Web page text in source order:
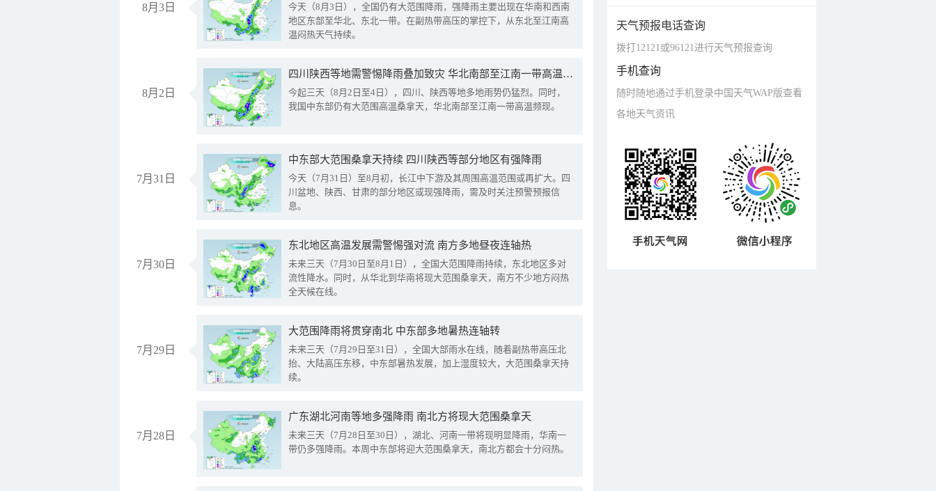
8月3日
今天（8月3日），全国仍有大范围降雨，强降雨主要出现在华南和西南
地区东部至华北、东北一带。在副热带高压的掌控下，从东北至江南高
温闷热天气持续。
8月2日
四川陕西等地需警惕降雨叠加致灾 华北南部至江南一带高温频现
今起三天（8月2日至4日），四川、陕西等地多地雨势仍猛烈。同时，
我国中东部仍有大范围高温桑拿天，华北南部至江南一带高温频现。
7月31日
中东部大范围桑拿天持续 四川陕西等部分地区有强降雨
今天（7月31日）至8月初，长江中下游及其周围高温范围或再扩大。四
川盆地、陕西、甘肃的部分地区或现强降雨，需及时关注预警预报信
息。
7月30日
东北地区高温发展需警惕强对流 南方多地昼夜连轴热
未来三天（7月30日至8月1日），全国大范围降雨持续，东北地区多对
流性降水。同时，从华北到华南将现大范围桑拿天，南方不少地方闷热
全天候在线。
7月29日
大范围降雨将贯穿南北 中东部多地暑热连轴转
未来三天（7月29日至31日），全国大部雨水在线，随着副热带高压北
抬、大陆高压东移，中东部暑热发展，加上湿度较大，大范围桑拿天持
续。
7月28日
广东湖北河南等地多强降雨 南北方将现大范围桑拿天
未来三天（7月28日至30日），湖北、河南一带将现明显降雨，华南一
带仍多强降雨。本周中东部将迎大范围桑拿天，南北方都会十分闷热。
天气预报电话查询
拨打12121或96121进行天气预报查询
手机查询
随时随地通过手机登录中国天气WAP版查看
各地天气资讯